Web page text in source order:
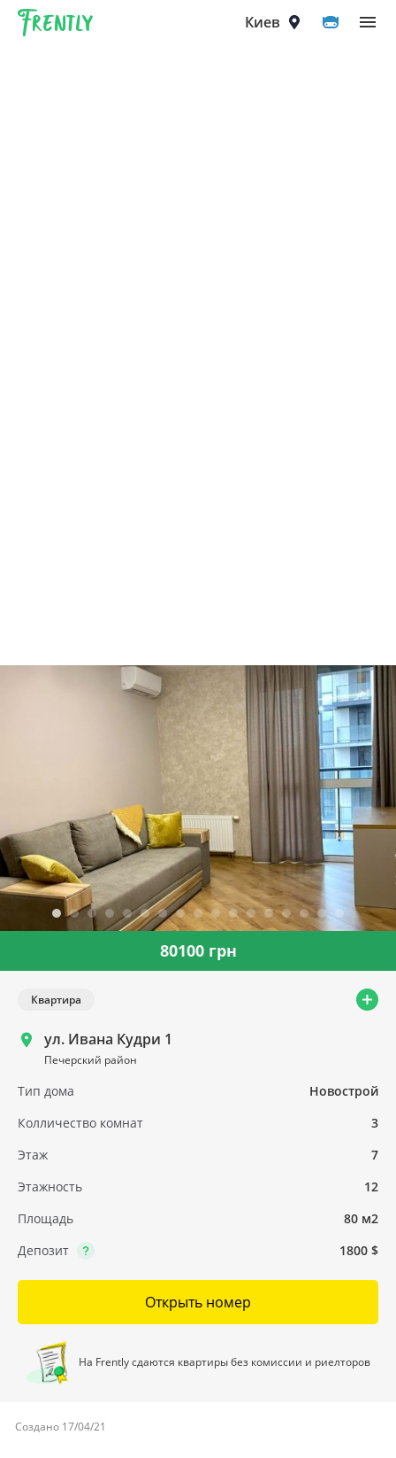
Frently Киев
Выберите город
80100 грн
Квартира
ул. Ивана Кудри 1
Печерский район
Тип дома
Новострой
Колличество комнат
3
Этаж
7
Этажность
12
Площадь
80 м2
Депозит
1800 $
Открыть номер
На Frently сдаются квартиры без комиссии и риелторов
Создано 17/04/21